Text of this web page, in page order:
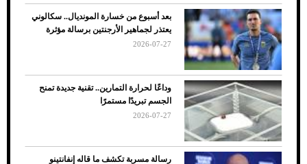
7 نصائح لاختيار لون البنطلون المناسب للقميص
بعد أسبوع من خسارة المونديال.. سكالوني
يعتذر لجماهير الأرجنتين برسالة مؤثرة
2026-07-27
وداعًا لحرارة التمارين.. تقنية جديدة تمنح
الجسم تبريدًا مستمرًا
2026-07-27
رسالة مسربة تكشف ما قاله إنفانتينو